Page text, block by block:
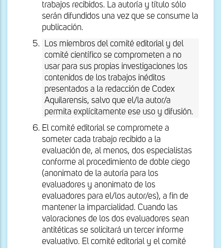
trabajos recibidos. La autoría y título sólo
serán difundidos una vez que se consume la
publicación.
Los miembros del comité editorial y del
comité científico se comprometen a no
usar para sus propias investigaciones los
contenidos de los trabajos inéditos
presentados a la redacción de Codex
Aquilarensis, salvo que el/la autor/a
permita explícitamente ese uso y difusión.
El comité editorial se compromete a
someter cada trabajo recibido a la
evaluación de, al menos, dos especialistas
conforme al procedimiento de doble ciego
(anonimato de la autoría para los
evaluadores y anonimato de los
evaluadores para el/los autor/es), a fin de
mantener la imparcialidad. Cuando las
valoraciones de los dos evaluadores sean
antitéticas se solicitará un tercer informe
evaluativo. El comité editorial y el comité